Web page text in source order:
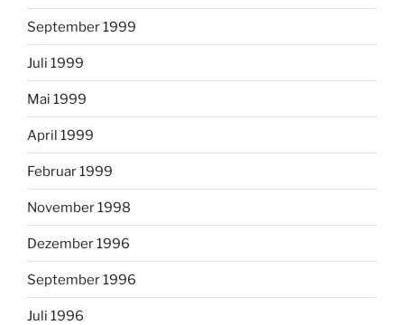
September 1999
Juli 1999
Mai 1999
April 1999
Februar 1999
November 1998
Dezember 1996
September 1996
Juli 1996